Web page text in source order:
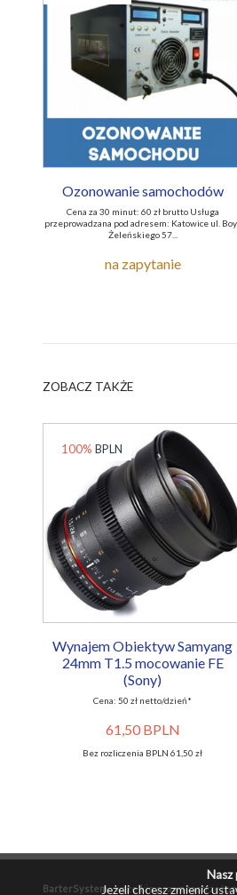
Ozonowanie samochodów
Cena za 30 minut: 60 zł brutto Usługa
przeprowadzana pod adresem: Katowice ul.
Żeleńskiego 57...
na zapytanie
ZOBACZ TAKŻE
100% BPLN
Wynajem Obiektyw Samyang
24mm T1.5 mocowanie FE
(Sony)
Cena: 50 zł netto/dzień*
61,50 BPLN
Bez rozliczenia BPLN 61,50 zł
BarterSystem- wszelkie prawa
Jeżeli chcesz zmienić